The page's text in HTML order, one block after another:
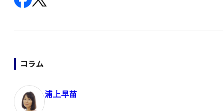
コラム
浦上早苗